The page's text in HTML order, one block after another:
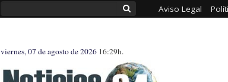
Aviso Legal
viernes, 07 de agosto de 2026 16:29h.